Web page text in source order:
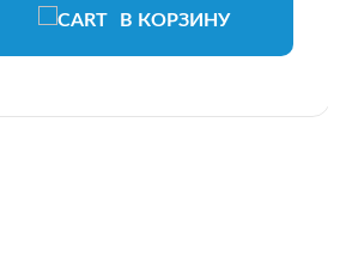
В КОРЗИНУ